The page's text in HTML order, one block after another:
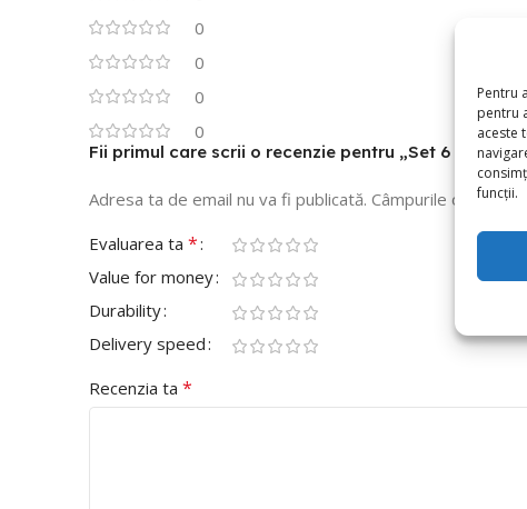
Pentru
pentru
aceste
funcții.
0
0
0
0
Fii primul care scrii o recenzie pentru „Set 6
Adresa ta de email nu va fi publicată. Câmpurile
Evaluarea ta *
Value for money
Durability
Delivery speed
Recenzia ta *